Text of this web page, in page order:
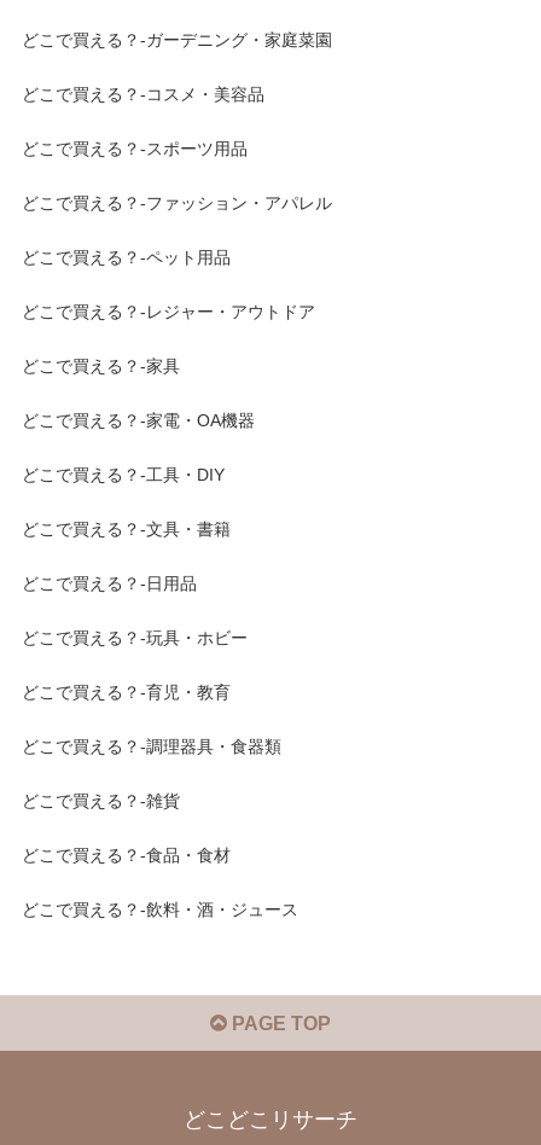
どこで買える？-ガーデニング・家庭菜園
どこで買える？-コスメ・美容品
どこで買える？-スポーツ用品
どこで買える？-ファッション・アパレル
どこで買える？-ペット用品
どこで買える？-レジャー・アウトドア
どこで買える？-家具
どこで買える？-家電・OA機器
どこで買える？-工具・DIY
どこで買える？-文具・書籍
どこで買える？-日用品
どこで買える？-玩具・ホビー
どこで買える？-育児・教育
どこで買える？-調理器具・食器類
どこで買える？-雑貨
どこで買える？-食品・食材
どこで買える？-飲料・酒・ジュース
PAGE TOP
どこどこリサーチ